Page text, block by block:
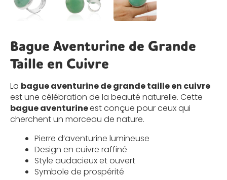
Bague Aventurine de Grande
Taille en Cuivre
La bague aventurine de grande taille en cuivre
est une célébration de la beauté naturelle. Cette
bague aventurineest conçue pour ceux qui
cherchent un morceau de nature.
Pierre d’aventurine lumineuse
Design en cuivre raffiné
Style audacieux et ouvert
Symbole de prospérité